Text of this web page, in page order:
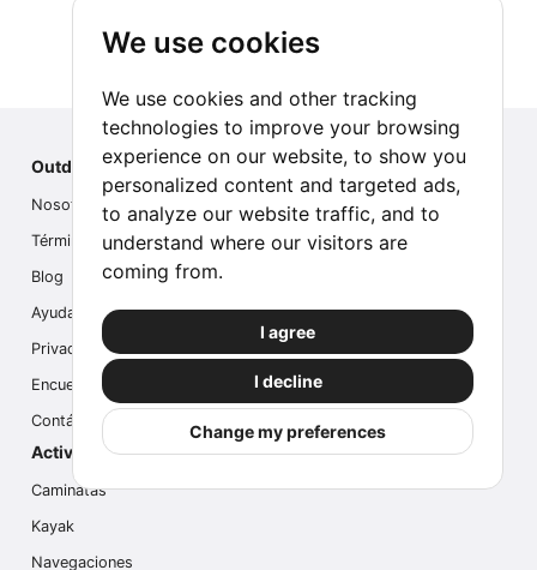
We use cookies
We use cookies and other tracking
technologies to improve your browsing
experience on our website, to show you
personalized content and targeted ads,
to analyze our website traffic, and to
understand where our visitors are
coming from.
I agree
I decline
Change my preferences
Outdoor Index
Nosotros
Términos
Blog
Ayuda
Privacidad
Encuesta
Contáctanos
Actividades populares
Caminatas
Kayak
Navegaciones